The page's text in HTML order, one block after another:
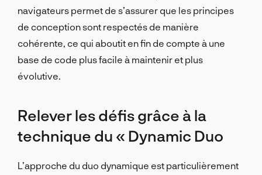
navigateurs permet de s’assurer que les principes
de conception sont respectés de manière
cohérente, ce qui aboutit en fin de compte à une
base de code plus facile à maintenir et plus
évolutive.
Relever les défis grâce à la
technique du « Dynamic Duo
L’approche du duo dynamique est particulièrement